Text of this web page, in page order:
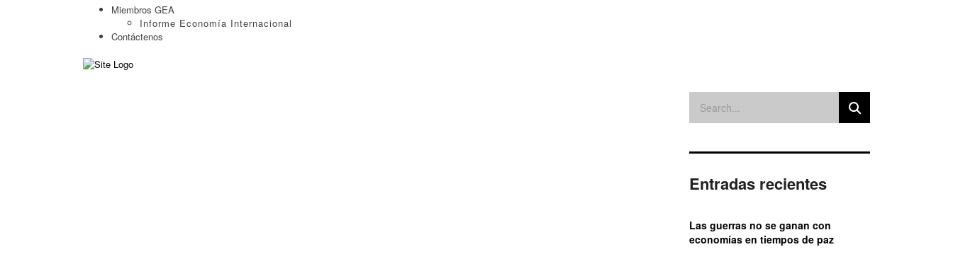
Miembros GEA
Informe Economía Internacional
Contáctenos
Entradas recientes
Las guerras no se ganan con
economías en tiempos de paz